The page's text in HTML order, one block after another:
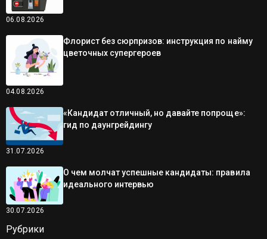
06.08.2026
04.08.2026
Флорист без сюрпризов: инструкция по найму
цветочных супергероев
31.07.2026
«Кандидат отличный, но давайте попроще»:
гид по даунгрейдингу
30.07.2026
О чем молчат успешные кандидаты: правила
идеального интервью
Рубрики